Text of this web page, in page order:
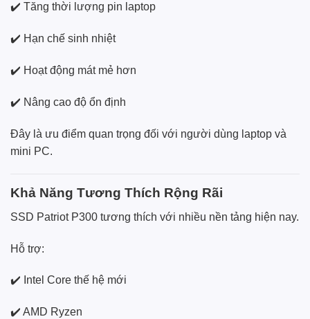
✔️ Tăng thời lượng pin laptop
✔️ Hạn chế sinh nhiệt
✔️ Hoạt động mát mẻ hơn
✔️ Nâng cao độ ổn định
Đây là ưu điểm quan trọng đối với người dùng laptop và
mini PC.
Khả Năng Tương Thích Rộng Rãi
SSD Patriot P300 tương thích với nhiều nền tảng hiện nay.
Hỗ trợ:
✔️ Intel Core thế hệ mới
✔️ AMD Ryzen